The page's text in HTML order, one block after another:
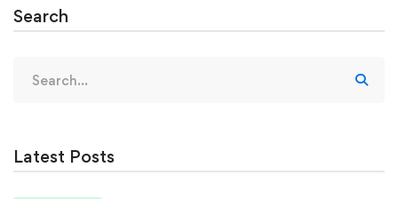
Search
for:
Latest Posts